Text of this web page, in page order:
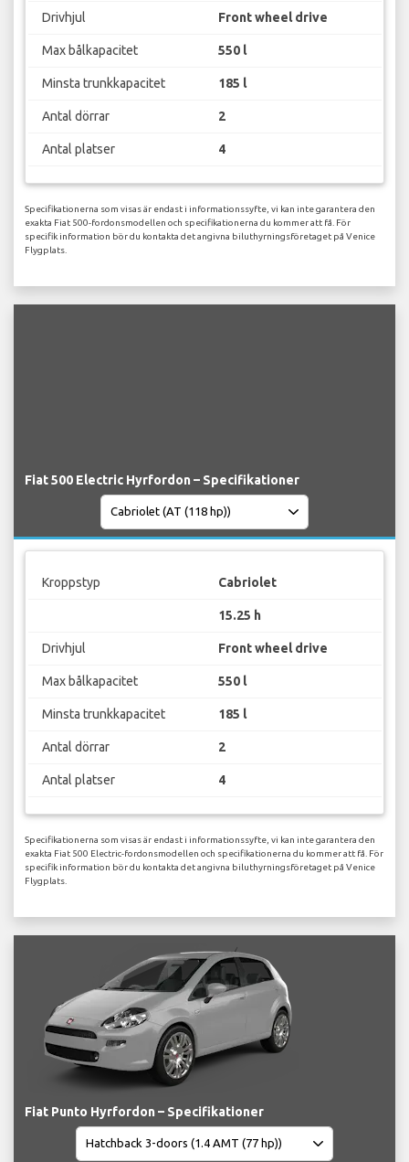
Drivhjul Front wheel drive
Max bålkapacitet 550 l
Minsta trunkkapacitet 185 l
Antal dörrar 2
Antal platser 4
Specifikationerna som visas är endast i informationssyfte, vi kan inte garantera den
exakta Fiat 500-fordonsmodellen och specifikationerna du kommer att få. För
specifik information bör du kontakta det angivna biluthyrningsföretaget på Venice
Flygplats.
Fiat 500 Electric Hyrfordon – Specifikationer
Kroppstyp Cabriolet
15.25 h
Drivhjul Front wheel drive
Max bålkapacitet 550 l
Minsta trunkkapacitet 185 l
Antal dörrar 2
Antal platser 4
Specifikationerna som visas är endast i informationssyfte, vi kan inte garantera den
exakta Fiat 500 Electric-fordonsmodellen och specifikationerna du kommer att få. För
specifik information bör du kontakta det angivna biluthyrningsföretaget på Venice
Flygplats.
Fiat Punto Hyrfordon – Specifikationer